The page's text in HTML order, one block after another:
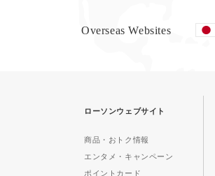
Overseas Websites
ローソンウェブサイト
商品・おトク情報
エンタメ・キャンペーン
ポイントカード